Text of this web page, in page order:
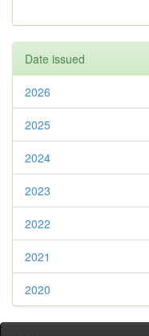
Date issued
2026
2025
2024
2023
2022
2021
2020